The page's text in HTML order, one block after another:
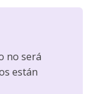
no será
están